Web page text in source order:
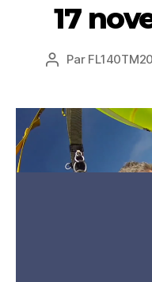
17
Par